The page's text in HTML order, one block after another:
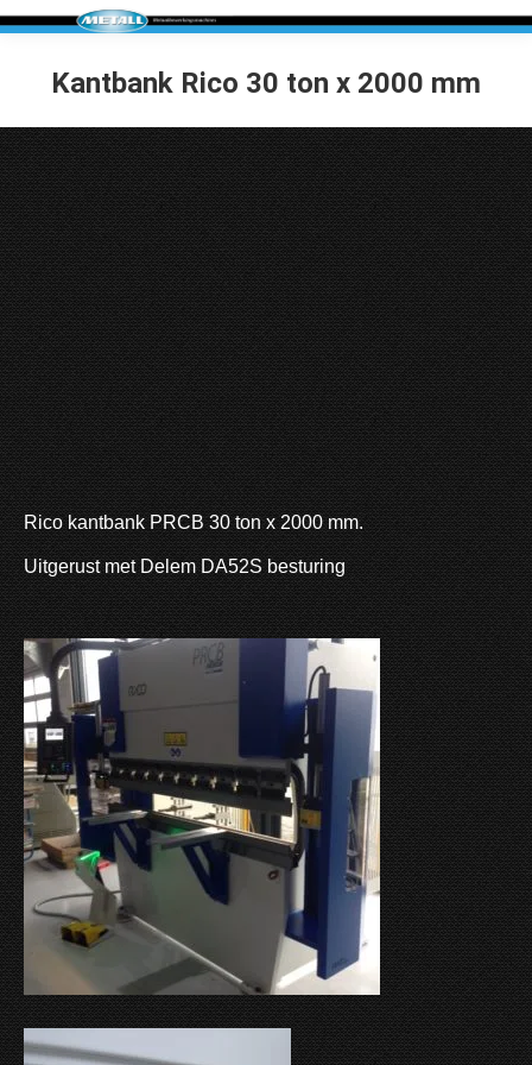
Kantbank Rico 30 ton x 2000 mm
Rico kantbank PRCB 30 ton x 2000 mm.
Uitgerust met Delem DA52S besturing